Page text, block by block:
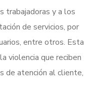
trabajadoras y a los
de servicios, por
entre otros. Esta
violencia que reciben
de atención al cliente,